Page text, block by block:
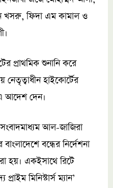
ফিদা এম কামাল ও
প্রাথমিক শুনানি করে
হাইকোর্টের
আদেশ দেন।
আল-জাজিরা
বন্ধের নির্দেশনা
হয়। একইসাথে রিটে
মিনিস্টার্স ম্যান’